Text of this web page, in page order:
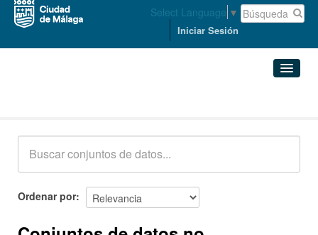
Select Language ▼
Iniciar Sesión
Acerca de
Ordenar por